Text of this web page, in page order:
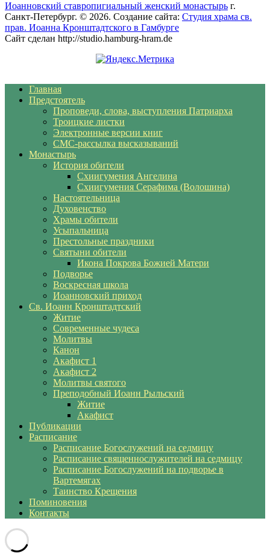
Иоанновский ставропигиальный женский монастырь г.
Санкт-Петербург. © 2026. Создание сайта: Студия храма св.
прав. Иоанна Кронштадтского в Гамбурге
Сайт сделан http://studio.hamburg-hram.de
Главная
Предстоятель
Проповеди, слова, выступления Патриарха
Троицкие листки
Электронные версии книг
СМС-рассылка высказываний
Монастырь
История обители
Схиигумения Ангелина
Схиигумения Серафима (Волошина)
Настоятельница
Духовенство
Храмы обители
Усыпальница
Престольные праздники
Святыни обители
Икона Покрова Божией Матери
Подворье
Воскресная школа
Иоанновский приход
Св. Иоанн Кронштадтский
Житие
Современные чудеса
Молитвы
Канон
Акафист 1
Акафист 2
Молитвы святого
Преподобный Иоанн Рыльский
Житие
Акафист
Публикации
Расписание
Расписание Богослужений на седмицу
Расписание священнослужителей на седмицу
Расписание Богослужений на подворье в
Вартемягах
Таинство Крещения
Поминовения
Контакты